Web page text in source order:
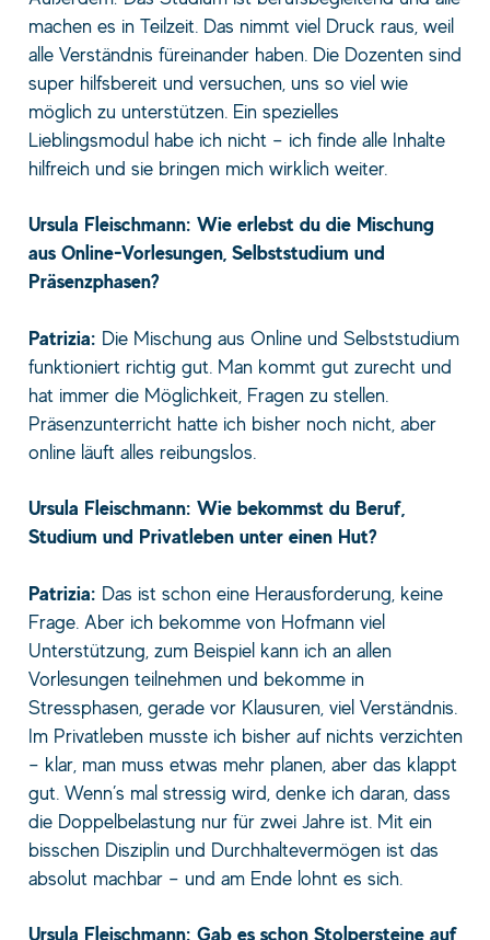
machen es in Teilzeit. Das nimmt viel Druck raus, weil
alle Verständnis füreinander haben. Die Dozenten sind
super hilfsbereit und versuchen, uns so viel wie
möglich zu unterstützen. Ein spezielles
Lieblingsmodul habe ich nicht – ich finde alle Inhalte
hilfreich und sie bringen mich wirklich weiter.
Ursula Fleischmann: Wie erlebst du die Mischung
aus Online-Vorlesungen, Selbststudium und
Präsenzphasen?
Patrizia: Die Mischung aus Online und Selbststudium
funktioniert richtig gut. Man kommt gut zurecht und
hat immer die Möglichkeit, Fragen zu stellen.
Präsenzunterricht hatte ich bisher noch nicht, aber
online läuft alles reibungslos.
Ursula Fleischmann: Wie bekommst du Beruf,
Studium und Privatleben unter einen Hut?
Patrizia: Das ist schon eine Herausforderung, keine
Frage. Aber ich bekomme von Hofmann viel
Unterstützung, zum Beispiel kann ich an allen
Vorlesungen teilnehmen und bekomme in
Stressphasen, gerade vor Klausuren, viel Verständnis.
Im Privatleben musste ich bisher auf nichts verzichten
– klar, man muss etwas mehr planen, aber das klappt
gut. Wenn’s mal stressig wird, denke ich daran, dass
die Doppelbelastung nur für zwei Jahre ist. Mit ein
bisschen Disziplin und Durchhaltevermögen ist das
absolut machbar – und am Ende lohnt es sich.
Ursula Fleischmann: Gab es schon Stolpersteine auf